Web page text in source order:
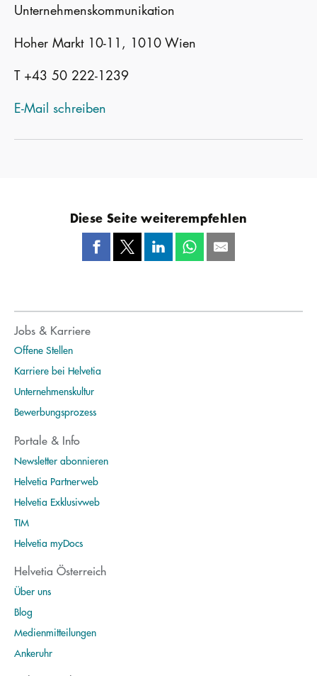
Unternehmenskommunikation
Hoher Markt 10-11, 1010 Wien
T +43 50 222-1239
E-Mail schreiben
Diese Seite weiterempfehlen
Jobs & Karriere
Offene Stellen
Karriere bei Helvetia
Unternehmenskultur
Bewerbungsprozess
Portale & Info
Newsletter abonnieren
Helvetia Partnerweb
Helvetia Exklusivweb
TIM
Helvetia myDocs
Helvetia Österreich
Über uns
Blog
Medienmitteilungen
Ankeruhr